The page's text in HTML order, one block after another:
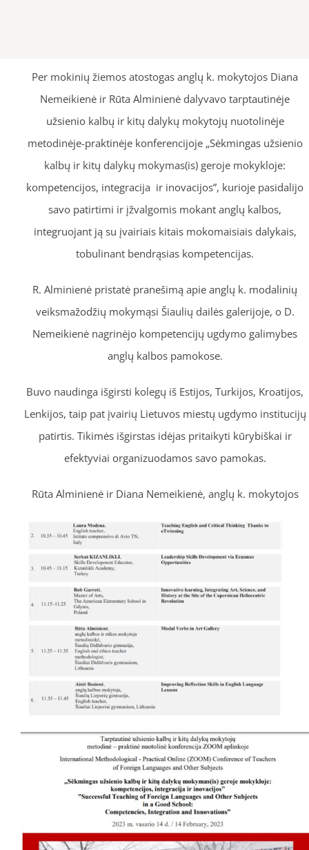
Per mokinių žiemos atostogas anglų k. mokytojos Diana
Nemeikienė ir Rūta Alminienė dalyvavo tarptautinėje
užsienio kalbų ir kitų dalykų mokytojų nuotolinėje
metodinėje-praktinėje konferencijoje „Sėkmingas užsienio
kalbų ir kitų dalykų mokymas(is) geroje mokykloje:
kompetencijos, integracija ir inovacijos”, kurioje pasidalijo
savo patirtimi ir įžvalgomis mokant anglų kalbos,
integruojant ją su įvairiais kitais mokomaisiais dalykais,
tobulinant bendrąsias kompetencijas.
R. Alminienė pristatė pranešimą apie anglų k. modalinių
veiksmažodžių mokymąsi Šiaulių dailės galerijoje, o D.
Nemeikienė nagrinėjo kompetencijų ugdymo galimybes
anglų kalbos pamokose.
Buvo naudinga išgirsti kolegų iš Estijos, Turkijos, Kroatijos,
Lenkijos, taip pat įvairių Lietuvos miestų ugdymo institucijų
patirtis. Tikimės išgirstas idėjas pritaikyti kūrybiškai ir
efektyviai organizuodamos savo pamokas.
Rūta Alminienė ir Diana Nemeikienė, anglų k. mokytojos